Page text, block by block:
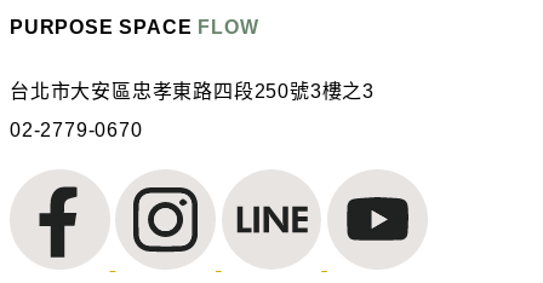
PURPOSE SPACE FLOW
台北市大安區忠孝東路四段250號3樓之3
02-2779-0670